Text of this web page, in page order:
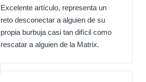
Excelente artículo, representa un
reto desconectar a alguien de su
propia burbuja casi tan difícil como
rescatar a alguien de la Matrix.